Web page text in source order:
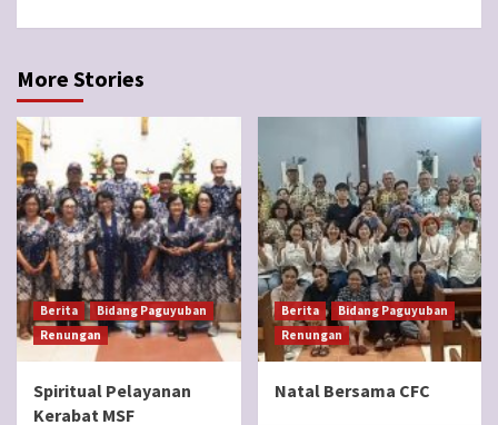
More Stories
Berita
Bidang Paguyuban
Renungan
Spiritual Pelayanan
Kerabat MSF
Berita
Bidang Paguyuban
Renungan
Natal Bersama CFC